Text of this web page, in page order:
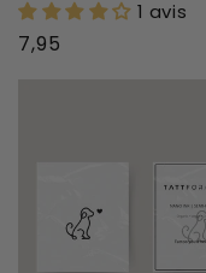
1 avis
Prix
7,95